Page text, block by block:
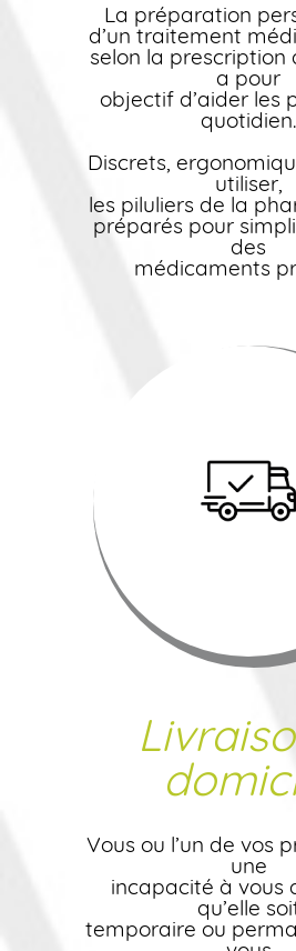
La préparation
d’un traitement
selon la prescription
a pour
objectif d’aider les
quotidien.
Discrets,
utiliser,
les piluliers de la
préparés pour
des
médicaments
Vous ou l’un de vos
une
incapacité à vous
qu’elle
temporaire ou